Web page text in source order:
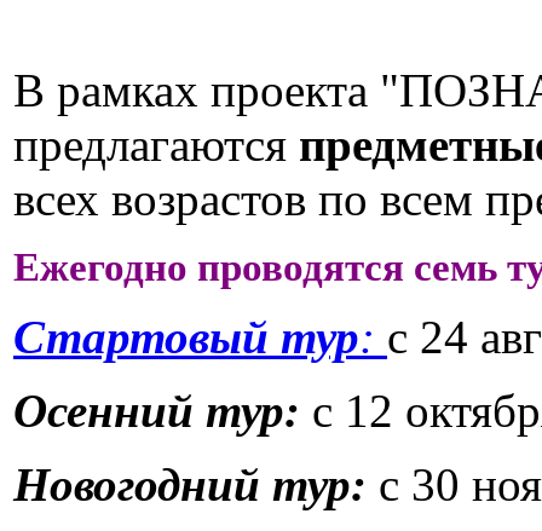
В рамках проекта
предлагаются
всех возрастов по всем
Ежегодно проводятся семь
Стартовый тур: с 24
Осенний тур: с 12
Новогодний тур: с 30